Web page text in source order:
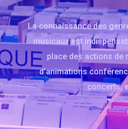
La connaissance des
musicaux est
place des actions de
d'animations
concerts,